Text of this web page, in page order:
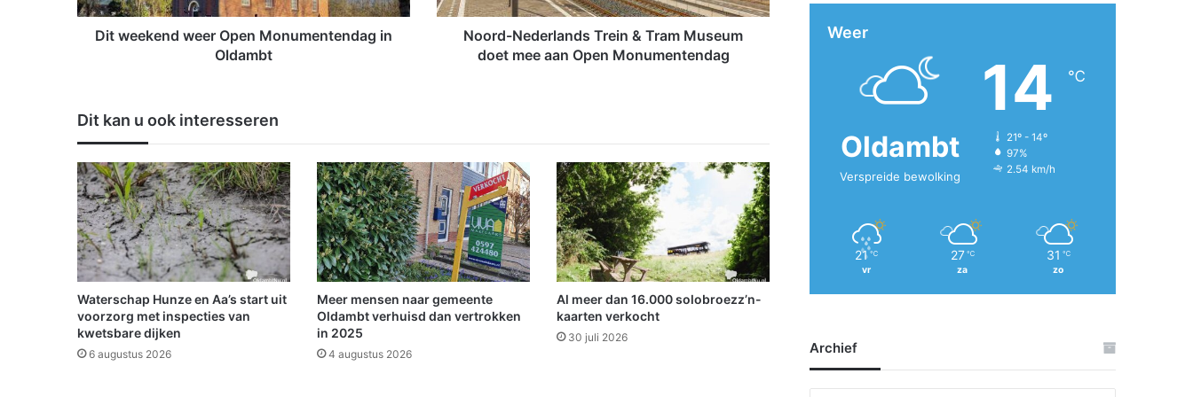
n
O
p
e
n
M
o
n
u
m
e
n
t
e
Dit weekend weer Open Monumentendag in
Oldambt
d
s
T
r
e
i
n
&
T
r
a
Noord-Nederlands Trein & Tram Museum
doet mee aan Open Monumentendag
Dit kan u ook interesseren
Waterschap Hunze en Aa’s start uit
voorzorg met inspecties van
kwetsbare dijken
6 augustus 2026
Meer mensen naar gemeente
Oldambt verhuisd dan vertrokken
in 2025
4 augustus 2026
Al meer dan 16.000 solobroezz’n-
kaarten verkocht
30 juli 2026
Weer
Oldambt
Verspreide bewolking
14 ℃
21º - 14º
97%
2.54 km/h
21 ℃
vr
27 ℃
za
31 ℃
zo
Archief